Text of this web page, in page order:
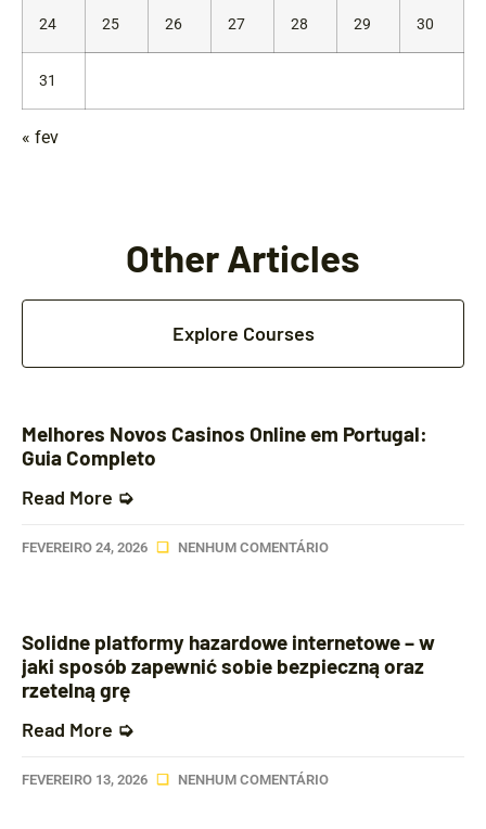
24 25 26 27 28 29 30
31
« fev
Other Articles
Explore Courses
Melhores Novos Casinos Online em Portugal:
Guia Completo
Read More ➭
FEVEREIRO 24, 2026 NENHUM COMENTÁRIO
Solidne platformy hazardowe internetowe – w
jaki sposób zapewnić sobie bezpieczną oraz
rzetelną grę
Read More ➭
FEVEREIRO 13, 2026 NENHUM COMENTÁRIO